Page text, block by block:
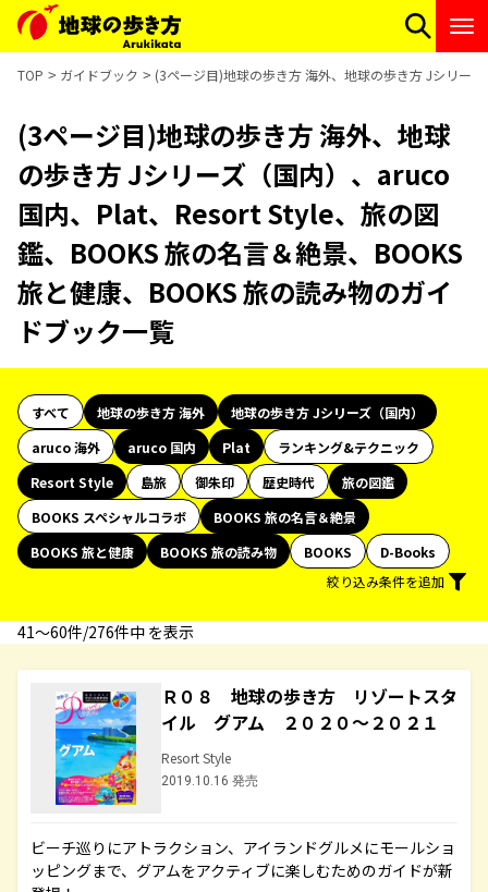
TOP ガイドブック (3ページ目)地球の歩き方 海外、地球の歩き方 Jシリー
(3ページ目)地球の歩き方 海外、地球
の歩き方 Jシリーズ（国内）、aruco
国内、Plat、Resort Style、旅の図
鑑、BOOKS 旅の名言＆絶景、BOOKS
旅と健康、BOOKS 旅の読み物のガイ
ドブック一覧
すべて 地球の歩き方 海外
地球の歩き方 Jシリーズ（国内）
aruco 海外
aruco 国内 Plat
ランキング&テクニック
Resort Style
島旅 御朱印 歴史時代
旅の図鑑
BOOKS スペシャルコラボ
BOOKS 旅の名言＆絶景
BOOKS 旅と健康
BOOKS 旅の読み物 BOOKS
D-Books
絞り込み条件を追加
41〜60件/276件中 を表示
Ｒ０８ 地球の歩き方 リゾートスタ
イル グアム ２０２０～２０２１
Resort Style
2019.10.16 発売
ビーチ巡りにアトラクション、アイランドグルメにモールショ
ッピングまで、グアムをアクティブに楽しむためのガイドが新